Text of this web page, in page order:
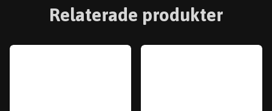
Relaterade produkter